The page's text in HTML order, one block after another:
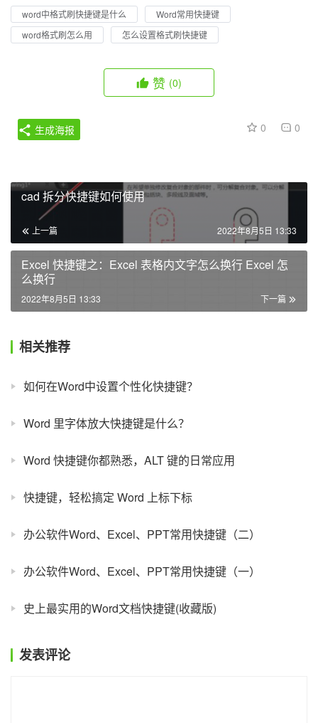
word中格式刷快捷键是什么
Word常用快捷键
word格式刷怎么用
怎么设置格式刷快捷键
赞 (0)
0 0
生成海报
cad 拆分快捷键如何使用
上一篇 2022年8月5日 13:33
Excel 快捷键之：Excel 表格内文字怎么换行 Excel 怎
么换行
下一篇
2022年8月5日 13:33
相关推荐
如何在Word中设置个性化快捷键？
Word 里字体放大快捷键是什么？
Word 快捷键你都熟悉，ALT 键的日常应用
快捷键，轻松搞定 Word 上标下标
办公软件Word、Excel、PPT常用快捷键（二）
办公软件Word、Excel、PPT常用快捷键（一）
史上最实用的Word文档快捷键(收藏版)
发表评论